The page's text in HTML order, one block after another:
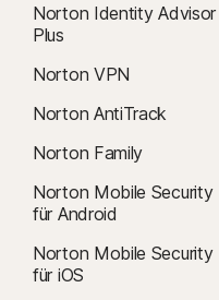
Norton Identity Advisor
Plus
Norton VPN
Norton AntiTrack
Norton Family
Norton Mobile Security
für Android
Norton Mobile Security
für iOS